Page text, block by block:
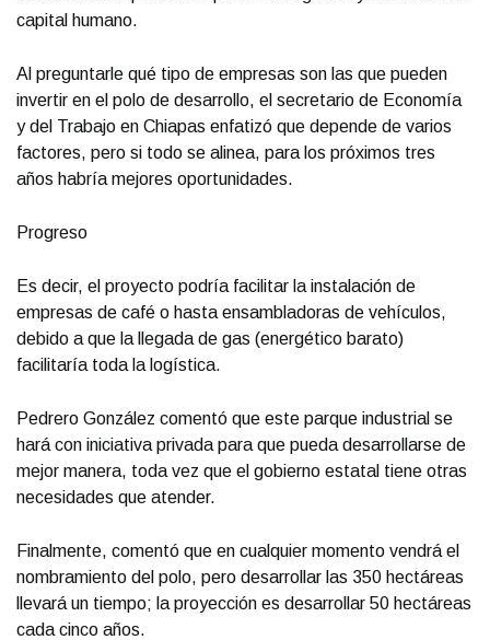
capital humano.
Al preguntarle qué tipo de empresas son las que pueden
invertir en el polo de desarrollo, el secretario de Economía
y del Trabajo en Chiapas enfatizó que depende de varios
factores, pero si todo se alinea, para los próximos tres
años habría mejores oportunidades.
Progreso
Es decir, el proyecto podría facilitar la instalación de
empresas de café o hasta ensambladoras de vehículos,
debido a que la llegada de gas (energético barato)
facilitaría toda la logística.
Pedrero González comentó que este parque industrial se
hará con iniciativa privada para que pueda desarrollarse de
mejor manera, toda vez que el gobierno estatal tiene otras
necesidades que atender.
Finalmente, comentó que en cualquier momento vendrá el
nombramiento del polo, pero desarrollar las 350 hectáreas
llevará un tiempo; la proyección es desarrollar 50 hectáreas
cada cinco años.